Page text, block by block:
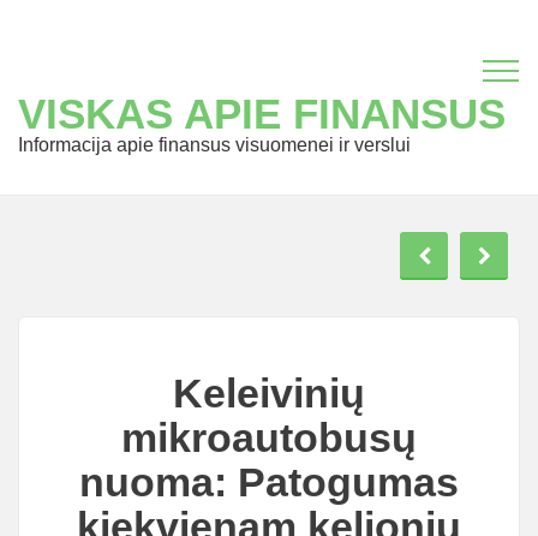
VISKAS APIE FINANSUS
Informacija apie finansus visuomenei ir verslui
Keleivinių
mikroautobusų
nuoma: Patogumas
kiekvienam kelionių